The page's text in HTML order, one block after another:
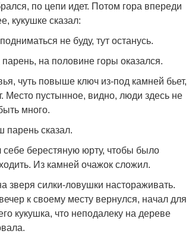
по цепи идет. Потом гора впереди
кукушке сказал:
не буду, тут останусь.
на половине горы оказался.
чуть повыше ключ из-под камней бьет,
Место пустынное, видно, люди здесь не
много.
парень сказал.
берестяную юрту, чтобы было
Из камней очажок сложил.
зверя силки-ловушки настораживать.
к своему месту вернулся, начал для
кукушка, что неподалеку на дереве